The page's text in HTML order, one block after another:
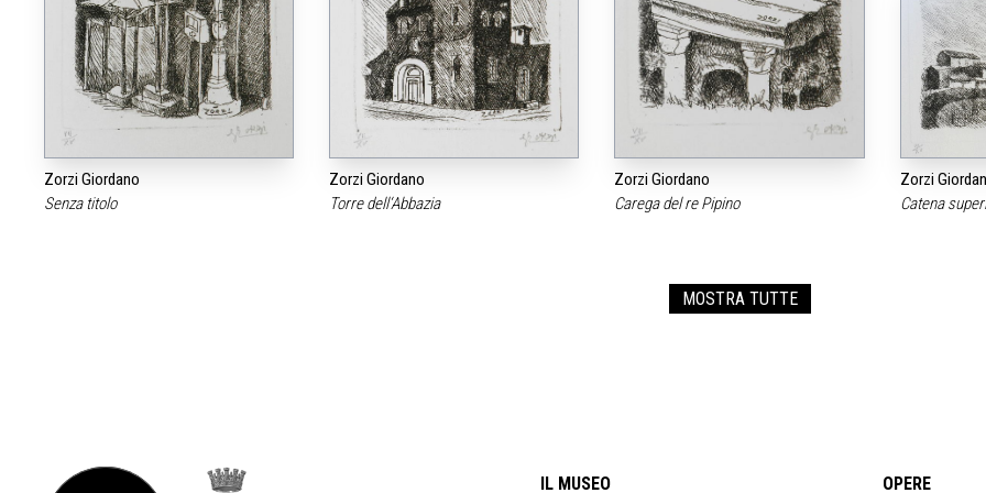
Zorzi Giordano
Senza titolo
Zorzi Giordano
Torre dell‘Abbazia
Zorzi Giordano
Carega del re Pipino
Zorzi
Catena
MOSTRA TUTTE
IL MUSEO OPERE